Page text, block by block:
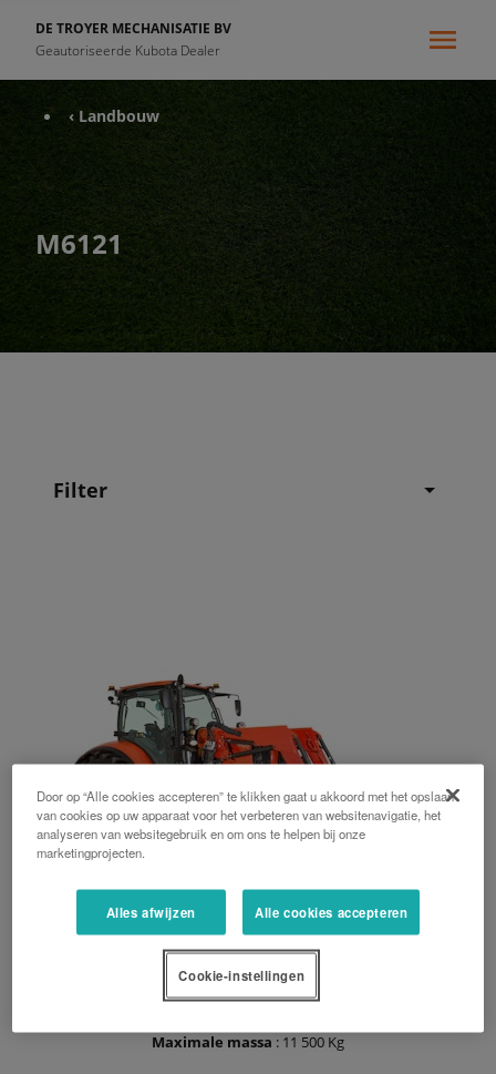
DE TROYER MECHANISATIE BV
Geautoriseerde Kubota Dealer
‹ Landbouw
M6121
Filter
M6121
Cilinderinhoud: 6,1 L
Transmissie: Powershift
Maximale massa : 11 500 Kg
Door op “Alle cookies accepteren” te klikken gaat u akkoord met het opslaan
van cookies op uw apparaat voor het verbeteren van websitenavigatie, het
analyseren van websitegebruik en om ons te helpen bij onze
marketingprojecten.
Alles afwijzen Alle cookies accepteren
Cookie-instellingen